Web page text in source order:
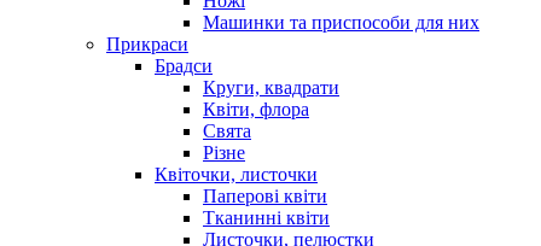
Машинки та приспособи для них
Прикраси
Брадси
Круги, квадрати
Квіти, флора
Свята
Різне
Квіточки, листочки
Паперові квіти
Тканинні квіти
Листочки, пелюстки